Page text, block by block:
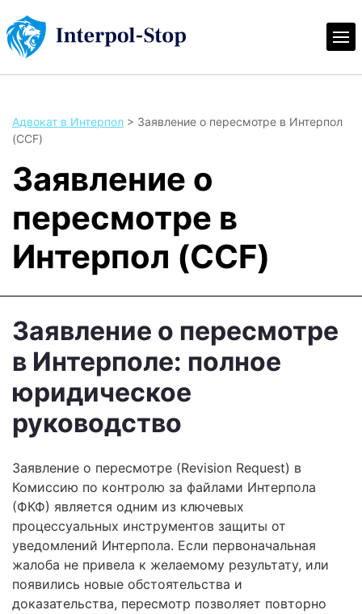
Адвокат в Интерпол > Заявление о пересмотре в Интерпол
(CCF)
Заявление о
пересмотре в
Интерпол (CCF)
Заявление о пересмотре
в Интерполе: полное
юридическое
руководство
Заявление о пересмотре (Revision Request) в
Комиссию по контролю за файлами Интерпола
(ФКФ) является одним из ключевых
процессуальных инструментов защиты от
уведомлений Интерпола. Если первоначальная
жалоба не привела к желаемому результату, или
появились новые обстоятельства и
доказательства, пересмотр позволяет повторно